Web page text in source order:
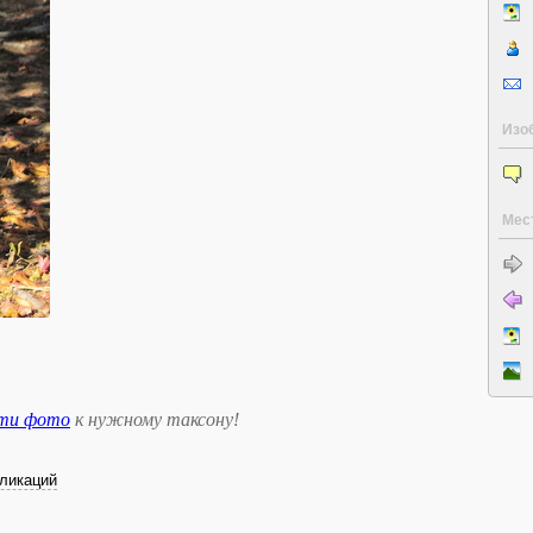
фото к нужному таксону!